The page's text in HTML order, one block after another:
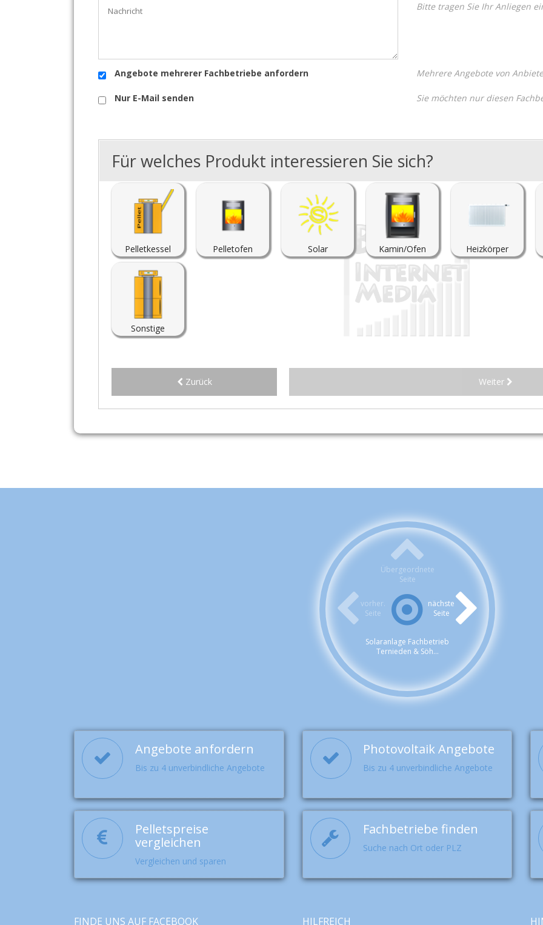
Bitte tragen Sie Ihr Anliegen
Angebote mehrerer Fachbetriebe anfordern Mehrere Angebote von
Nur E-Mail senden Sie möchten nur diesen
Für welches Produkt interessieren Sie sich?
Pelletkessel Pelletofen Solar Kamin/Ofen Heizkörper
Sonstige
Zurück Weiter
Übergeordnete
Seite
vorher.
Seite
nächste
Seite
Solaranlage Fachbetrieb
Ternieden & Söh...
Angebote anfordern
Bis zu 4 unverbindliche Angebote
Photovoltaik Angebote
Bis zu 4 unverbindliche Angebote
Pelletspreise
vergleichen
Vergleichen und sparen
Fachbetriebe finden
Suche nach Ort oder PLZ
FINDE UNS AUF FACEBOOK HILFREICH